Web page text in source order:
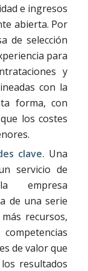
e ingresos
abierta. Por
de selección
para
y
con la
forma, con
los costes
clave. Una
servicio de
empresa
de una serie
recursos,
de valor que
resultados